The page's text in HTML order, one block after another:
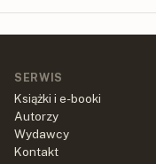
SERWIS
Książki i e-booki
Autorzy
Wydawcy
Kontakt